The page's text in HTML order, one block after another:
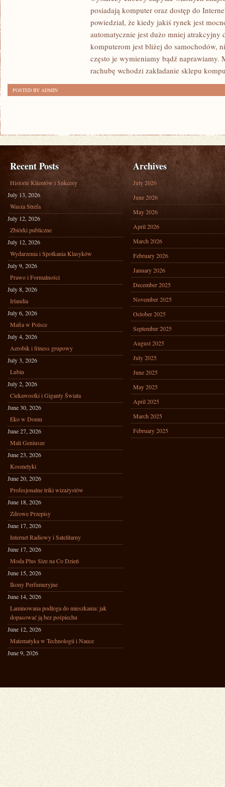
OTWORZENIE
posiadają komputer oraz dostęp do
powiedział, że kiedy jakiś rynek jest
automatycznie jest dużo mniej atrakcyjny
komputerom jest bliżej do samochodów,
często je wymieniamy bądź naprawiamy.
rachubę wchodzi zakładanie sklepu
POSTED BY ADMIN
Recent Posts
Historie Klientów i Sukcesy
July 13, 2026
Wasza Strefa
July 12, 2026
Zbiórki publiczne
July 12, 2026
Wydarzenia i Spotkania Klasyków
July 9, 2026
Prawo i Formalności
July 8, 2026
Irlandia
July 6, 2026
Mafia w Polsce
July 4, 2026
Aerobik i fitness grupowy
July 3, 2026
Lubin
July 2, 2026
Ciekawostki i Giganty Świata
June 30, 2026
Eko w Domu
June 27, 2026
Mali Geniusze
June 23, 2026
Kosmetyki
June 20, 2026
Profesjonalne triki wizażystów
June 18, 2026
Zdrowe Przepisy
June 17, 2026
Internet Radiowy i Satelitarny
June 17, 2026
Moda Plus Size na Co Dzień
June 15, 2026
Ikony Perfumeryjne
June 14, 2026
Laminowana podłoga do mieszkania: jak
dopasować ją bez pośpiechu
June 12, 2026
Matematyka w Technologii i Nauce
June 9, 2026
Archives
July 2026
June 2026
May 2026
April 2026
March 2026
February 2026
January 2026
December 2025
November 2025
October 2025
September 2025
August 2025
July 2025
June 2025
May 2025
April 2025
March 2025
February 2025